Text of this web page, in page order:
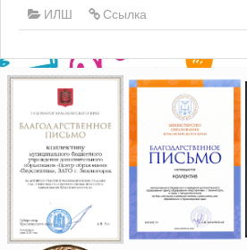
ИЛШ Ссылка